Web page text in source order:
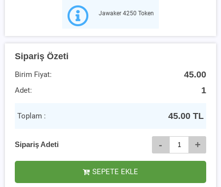
Jawaker 4250 Token
Sipariş Özeti
Birim Fiyat: 45.00
Adet: 1
Toplam : 45.00 TL
Sipariş Adeti - +
SEPETE EKLE